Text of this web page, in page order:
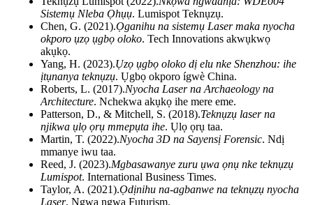
Sistemụ Nleba Ọhụụ. Lumispot Teknụzụ.
Chen, G. (2021).Ọganihu na sistemụ Laser maka nyocha
okporo ụzọ ụgbọ oloko. Tech Innovations akwụkwọ
akụkọ.
Yang, H. (2023).Ụzọ ụgbọ oloko dị elu nke Shenzhou: ihe
ịtụnanya teknụzụ. Ụgbọ okporo ígwè China.
Roberts, L. (2017).Nyocha Laser na Archaeology na
Architecture. Nchekwa akụkọ ihe mere eme.
Patterson, D., & Mitchell, S. (2018).Teknụzụ laser na
njikwa ụlọ ọrụ mmepụta ihe. Ụlọ ọrụ taa.
Martin, T. (2022).Nyocha 3D na Sayensị Forensic. Ndị
mmanye iwu taa.
Reed, J. (2023).Mgbasawanye zuru ụwa ọnụ nke teknụzụ
Lumispot. International Business Times.
Taylor, A. (2021).Ọdịnihu na-agbanwe na teknụzụ nyocha
Laser. Ngwa ngwa Futurism.